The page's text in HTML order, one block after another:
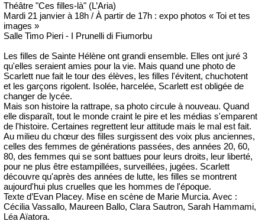
Théâtre "Ces filles-là" (L’Aria)
Mardi 21 janvier à 18h / À partir de 17h : expo photos « Toi et tes
images »
Salle Timo Pieri - I Prunelli di Fiumorbu
Les filles de Sainte Hélène ont grandi ensemble. Elles ont juré 3
qu'elles seraient amies pour la vie. Mais quand une photo de
Scarlett nue fait le tour des élèves, les filles l'évitent, chuchotent
et les garçons rigolent. Isolée, harcelée, Scarlett est obligée de
changer de lycée.
Mais son histoire la rattrape, sa photo circule à nouveau. Quand
elle disparaît, tout le monde craint le pire et les médias s'emparent
de l'histoire. Certaines regrettent leur attitude mais le mal est fait.
Au milieu du chœur des filles surgissent des voix plus anciennes,
celles des femmes de générations passées, des années 20, 60,
80, des femmes qui se sont battues pour leurs droits, leur liberté,
pour ne plus être estampillées, surveillées, jugées. Scarlett
découvre qu'après des années de lutte, les filles se montrent
aujourd'hui plus cruelles que les hommes de l'époque.
Texte d’Evan Placey. Mise en scène de Marie Murcia. Avec :
Cécilia Vassallo, Maureen Ballo, Clara Sautron, Sarah Hammami,
Léa Aïatora.